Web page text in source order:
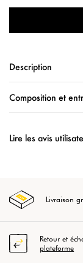
Description
Composition et
Lire les avis
Livraison
Retour et
plateforme